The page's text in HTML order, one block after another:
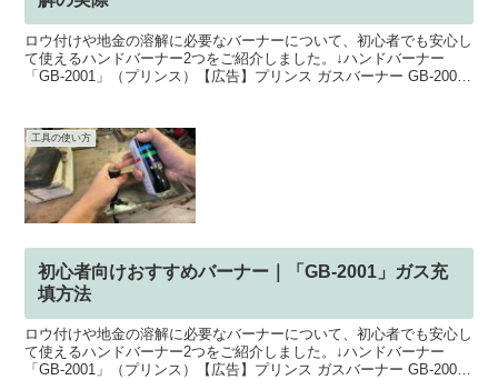
ロウ付けや地金の溶解に必要なバーナーについて、初心者でも安心し
て使えるハンドバーナー2つをご紹介しました。↓ハンドバーナー
「GB-2001」（プリンス）【広告】プリンス ガスバーナー GB-2001
工具の使い方
初心者向けおすすめバーナー｜「GB-2001」ガス充
填方法
ロウ付けや地金の溶解に必要なバーナーについて、初心者でも安心し
て使えるハンドバーナー2つをご紹介しました。↓ハンドバーナー
「GB-2001」（プリンス）【広告】プリンス ガスバーナー GB-2001